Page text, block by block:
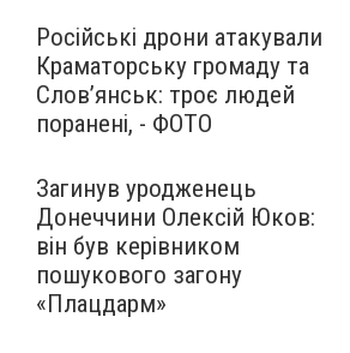
Російські дрони атакували
Краматорську громаду та
Слов’янськ: троє людей
поранені, - ФОТО
Загинув уродженець
Донеччини Олексій Юков:
він був керівником
пошукового загону
«Плацдарм»